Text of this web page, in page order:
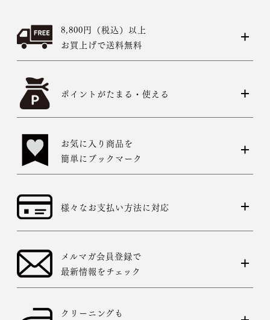
8,800円（税込）以上
お買上げで送料無料
ポイントがたまる・使える
お気に入り商品を
簡単にブックマーク
様々なお支払い方法に対応
メルマガ会員登録で
最新情報をチェック
クリーニングも